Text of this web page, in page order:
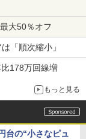
大50％オフ
「順次縮小」
178万回線増
もっと見る
台の“小さなピュ